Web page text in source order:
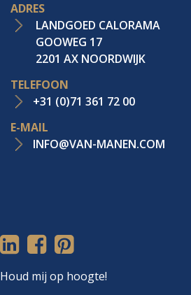
ADRES
LANDGOED CALORAMA
GOOWEG 17
2201 AX NOORDWIJK
TELEFOON
+31 (0)71 361 72 00
E-MAIL
INFO@VAN-MANEN.COM
Houd mij op hoogte!